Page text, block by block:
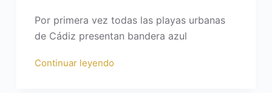
Por primera vez todas las playas urbanas
de Cádiz presentan bandera azul
Continuar leyendo